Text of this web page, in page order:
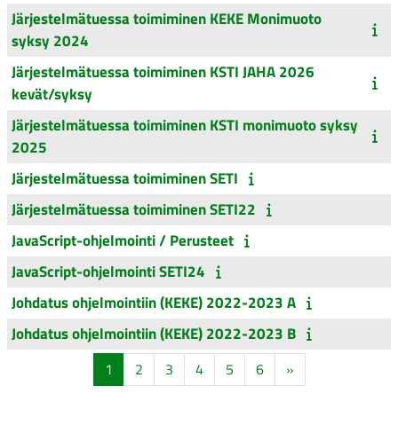
Järjestelmätuessa toimiminen KEKE Monimuoto
syksy 2024
Järjestelmätuessa toimiminen KSTI JAHA 2026
kevät/syksy
Järjestelmätuessa toimiminen KSTI monimuoto syksy
2025
Järjestelmätuessa toimiminen SETI
Järjestelmätuessa toimiminen SETI22
JavaScript-ohjelmointi / Perusteet
JavaScript-ohjelmointi SETI24
Johdatus ohjelmointiin (KEKE) 2022-2023 A
Johdatus ohjelmointiin (KEKE) 2022-2023 B
1 Sivu 1
2Sivu 2
3Sivu 3
4Sivu 4
5Sivu 5
6Sivu 6
»Seuraava sivu